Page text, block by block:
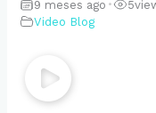
9 meses ago • 5
Video Blog